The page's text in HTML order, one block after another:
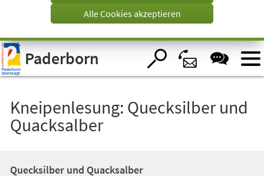
Visuelle
Assistenzsoftware
öffnen.
Alle Cookies akzeptieren
Paderborn
Kneipenlesung: Quecksilber und
Quacksalber
Quecksilber und Quacksalber